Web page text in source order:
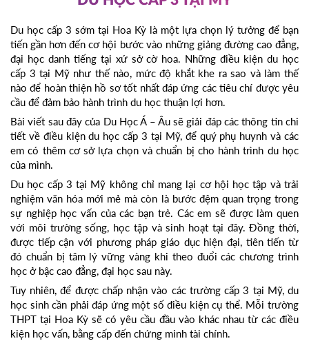
Du học cấp 3 sớm tại Hoa Kỳ là một lựa chọn lý tưởng để bạn
tiến gần hơn đến cơ hội bước vào những giảng đường cao đẳng,
đại học danh tiếng tại xứ sở cờ hoa. Những điều kiện du học
cấp 3 tại Mỹ như thế nào, mức độ khắt khe ra sao và làm thế
nào để hoàn thiện hồ sơ tốt nhất đáp ứng các tiêu chí được yêu
cầu để đảm bảo hành trình du học thuận lợi hơn.
Bài viết sau đây của Du Học Á – Âu sẽ giải đáp các thông tin chi
tiết về điều kiện du học cấp 3 tại Mỹ, để quý phụ huynh và các
em có thêm cơ sở lựa chọn và chuẩn bị cho hành trình du học
của mình.
Du học cấp 3 tại Mỹ không chỉ mang lại cơ hội học tập và trải
nghiệm văn hóa mới mẻ mà còn là bước đệm quan trọng trong
sự nghiệp học vấn của các bạn trẻ. Các em sẽ được làm quen
với môi trường sống, học tập và sinh hoạt tại đây. Đồng thời,
được tiếp cận với phương pháp giáo dục hiện đại, tiên tiến từ
đó chuẩn bị tâm lý vững vàng khi theo đuổi các chương trình
học ở bậc cao đẳng, đại học sau này.
Tuy nhiên, để được chấp nhận vào các trường cấp 3 tại Mỹ, du
học sinh cần phải đáp ứng một số điều kiện cụ thể. Mỗi trường
THPT tại Hoa Kỳ sẽ có yêu cầu đầu vào khác nhau từ các điều
kiện học vấn, bằng cấp đến chứng minh tài chính.